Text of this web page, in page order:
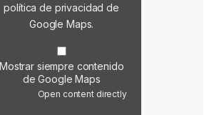
política de privacidad de
Google Maps.
Mostrar siempre contenido
de Google Maps
Open content directly